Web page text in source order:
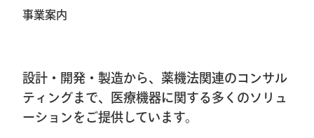
2026.2.20
2026.1.8
第40回東日本手外科研究会出展＆ハンズ
事業案内
設計・開発・製造から、薬機法関連のコンサル
ティングまで、医療機器に関する多くのソリュ
ーションをご提供しています。